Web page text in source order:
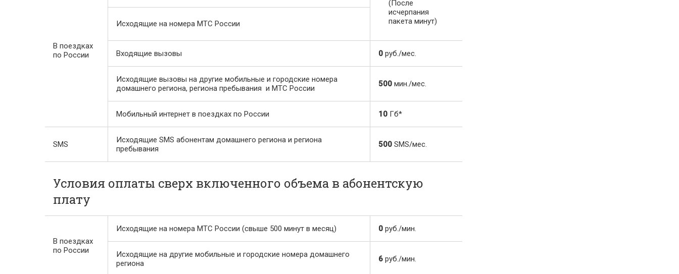
В поездках
по России
(После
исчерпания
пакета минут)
Исходящие на номера МТС России
Входящие вызовы 0 руб./мес.
Исходящие вызовы на другие мобильные и городские номера
домашнего региона, региона пребывания и МТС России
500 мин./мес.
Мобильный интернет в поездках по России 10 Гб*
SMS
Исходящие SMS абонентам домашнего региона и региона
пребывания
500 SMS/мес.
Условия оплаты сверх включенного объема в абонентскую
плату
В поездках
по России
Исходящие на номера МТС России (свыше 500 минут в месяц) 0 руб./мин.
Исходящие на другие мобильные и городские номера домашнего
региона
6 руб./мин.